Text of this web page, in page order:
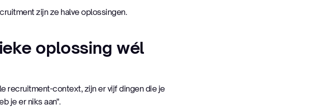
zijn ze halve oplossingen.
oplossing wél
recruitment-context, zijn er vijf dingen die je
je er niks aan".